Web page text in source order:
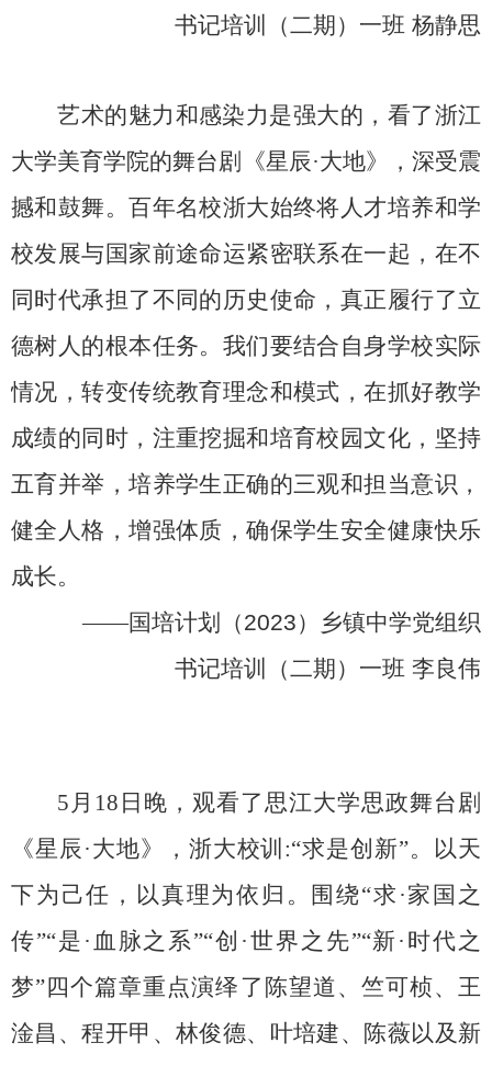
书记培训（二期）一班 杨静思
艺术的魅力和感染力是强大的，看了浙江
大学美育学院的舞台剧《星辰·大地》，深受震
撼和鼓舞。百年名校浙大始终将人才培养和学
校发展与国家前途命运紧密联系在一起，在不
同时代承担了不同的历史使命，真正履行了立
德树人的根本任务。我们要结合自身学校实际
情况，转变传统教育理念和模式，在抓好教学
成绩的同时，注重挖掘和培育校园文化，坚持
五育并举，培养学生正确的三观和担当意识，
健全人格，增强体质，确保学生安全健康快乐
成长。
——国培计划（2023）乡镇中学党组织
书记培训（二期）一班 李良伟
5 月 18 日晚，观看了思江大学思政舞台剧
《星辰 ·大地》，浙大校训 :“求是创新”。以天
下为己任，以真理为依归。围绕“求 ·家国之
传”“是 · 血脉之系”“创 ·世界之先”“新 · 时代之
梦”四个篇章重点演绎了陈望道、竺可桢、王
淦昌、程开甲、林俊德、叶培建、陈薇以及新